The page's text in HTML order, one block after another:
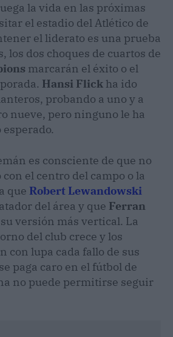
la vida en las próximas
el estadio del Atlético de
el liderato es una prueba
los dos choques de cuartos de
marcarán el éxito o el
Hansi Flick ha ido
probando a uno y a
nueve, pero ninguno le ha
es consciente de que no
el centro del campo o la
que Robert Lewandowski
del área y que Ferran
versión más vertical. La
del club crece y los
con lupa cada fallo de sus
paga caro en el fútbol de
no puede permitirse seguir